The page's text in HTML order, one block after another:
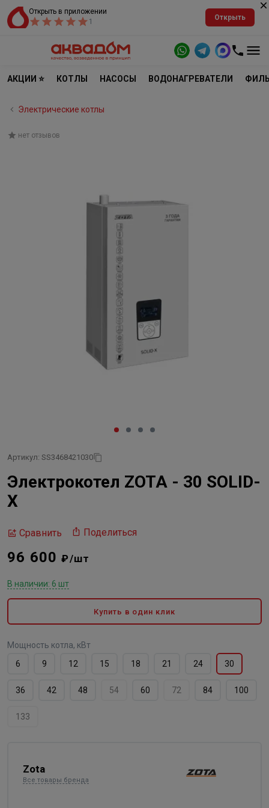
Открыть в приложении
1
Открыть
АКЦИИ ⭐ КОТЛЫ НАСОСЫ ВОДОНАГРЕВАТЕЛИ
Электрические котлы
нет отзывов
Артикул: SS3468421030
Электрокотел ZOTA - 30 SOLID-
X
Сравнить Поделиться
96 600₽/шт
В наличии: 6 шт
Купить в один клик
Мощность котла, кВт
6
9 12 15 18 21 24 30
36 42 48 54 60 72 84 100
133
Zota
Все товары бренда